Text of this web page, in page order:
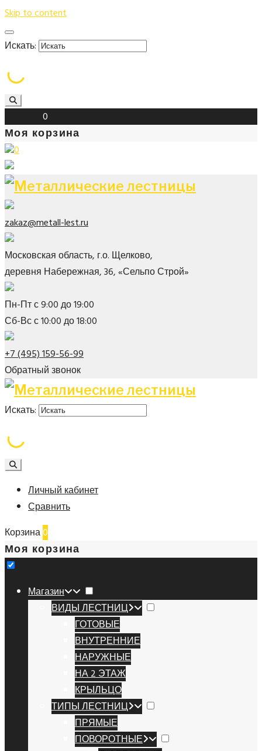
Skip to content
Искать:
0
Моя корзина
0
zakaz@metall-lest.ru
Московская область, г.о. Щелково,
деревня Набережная, 36, «Сельпо Строй»
Пн-Пт с 9:00 до 19:00
Сб-Вс с 10:00 до 18:00
+7 (495) 159-56-99
Обратный звонок
Искать:
Личный кабинет
Сравнить
Корзина0
Моя корзина
Магазин
ВИДЫ ЛЕСТНИЦ
ГОТОВЫЕ
ВНУТРЕННИЕ
НАРУЖНЫЕ
НА 2 ЭТАЖ
КРЫЛЬЦО
ТИПЫ ЛЕСТНИЦ
ПРЯМЫЕ
ПОВОРОТНЫЕ